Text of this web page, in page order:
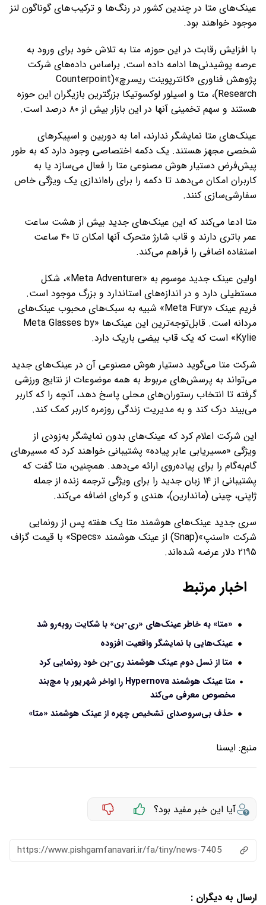
عینک‌های متا در چندین کشور در رنگ‌ها و ترکیب‌های گوناگون لنز
موجود خواهند بود.
با افزایش رقابت در این حوزه، متا به تلاش خود برای ورود به
عرصه پوشیدنی‌ها ادامه داده است. براساس داده‌های شرکت
پژوهش فناوری «کانترپوینت ریسرچ»(Counterpoint
Research)، متا و اسیلور لوکسوتیکا بزرگترین بازیگران این حوزه
هستند و سهم تخمینی آنها در این بازار بیش از ۸۰ درصد است.
عینک‌های متا نمایشگر ندارند، اما به دوربین و اسپیکرهای
شخصی مجهز هستند. یک دکمه اختصاصی وجود دارد که به طور
پیش‌فرض دستیار هوش مصنوعی متا را فعال می‌سازد یا به
کاربران امکان می‌دهد تا دکمه را برای راه‌اندازی یک ویژگی خاص
سفارشی‌سازی کنند.
متا ادعا می‌کند که این عینک‌های جدید بیش از هشت ساعت
عمر باتری دارند و قاب شارژ متحرک آنها امکان تا ۴۰ ساعت
استفاده اضافی را فراهم می‌کند.
اولین عینک جدید موسوم به «Meta Adventurer»، شکل
مستطیلی دارد و در اندازه‌های استاندارد و بزرگ موجود است.
فریم عینک «Meta Fury» شبیه به سبک‌های محبوب عینک‌های
مردانه است. قابل‌توجه‌ترین این عینک‌ها «Meta Glasses by
Kylie» است که یک قاب بیضی باریک دارد.
شرکت متا می‌گوید دستیار هوش مصنوعی آن در عینک‌های جدید
می‌تواند به پرسش‌های مربوط به همه موضوعات از نتایج ورزشی
گرفته تا انتخاب رستوران‌های محلی پاسخ دهد، آنچه را که کاربر
می‌بیند درک کند و به مدیریت زندگی روزمره کاربر کمک کند.
این شرکت اعلام کرد که عینک‌های بدون نمایشگر به‌زودی از
ویژگی «مسیریابی عابر پیاده» پشتیبانی خواهند کرد که مسیرهای
گام‌به‌گام را برای پیاده‌روی ارائه می‌دهد. همچنین، متا گفت که
پشتیبانی از ۱۴ زبان جدید را برای ویژگی ترجمه زنده از جمله
ژاپنی، چینی (ماندارین)، هندی و کره‌ای اضافه می‌کند.
سری جدید عینک‌های هوشمند متا یک هفته پس از رونمایی
شرکت «اسنپ»(Snap) از عینک هوشمند «Specs» با قیمت گزاف
۲۱۹۵ دلار عرضه شده‌اند.
اخبار مرتبط
«متا» به خاطر عینک‌های «ری-بن» با شکایت روبه‌رو شد
عینک‌هایی با نمایشگر واقعیت افزوده
متا از نسل دوم عینک هوشمند ری-بن خود رونمایی کرد
متا عینک هوشمند Hypernova را اواخر شهریور با مچ‌بند
مخصوص معرفی می‌کند
حذف بی‌سروصدای تشخیص چهره از عینک هوشمند «متا»
منبع: ايسنا
آیا این خبر مفید بود؟
https://www.pishgamfanavari.ir/fa/tiny/news-7405
ارسال به دیگران :